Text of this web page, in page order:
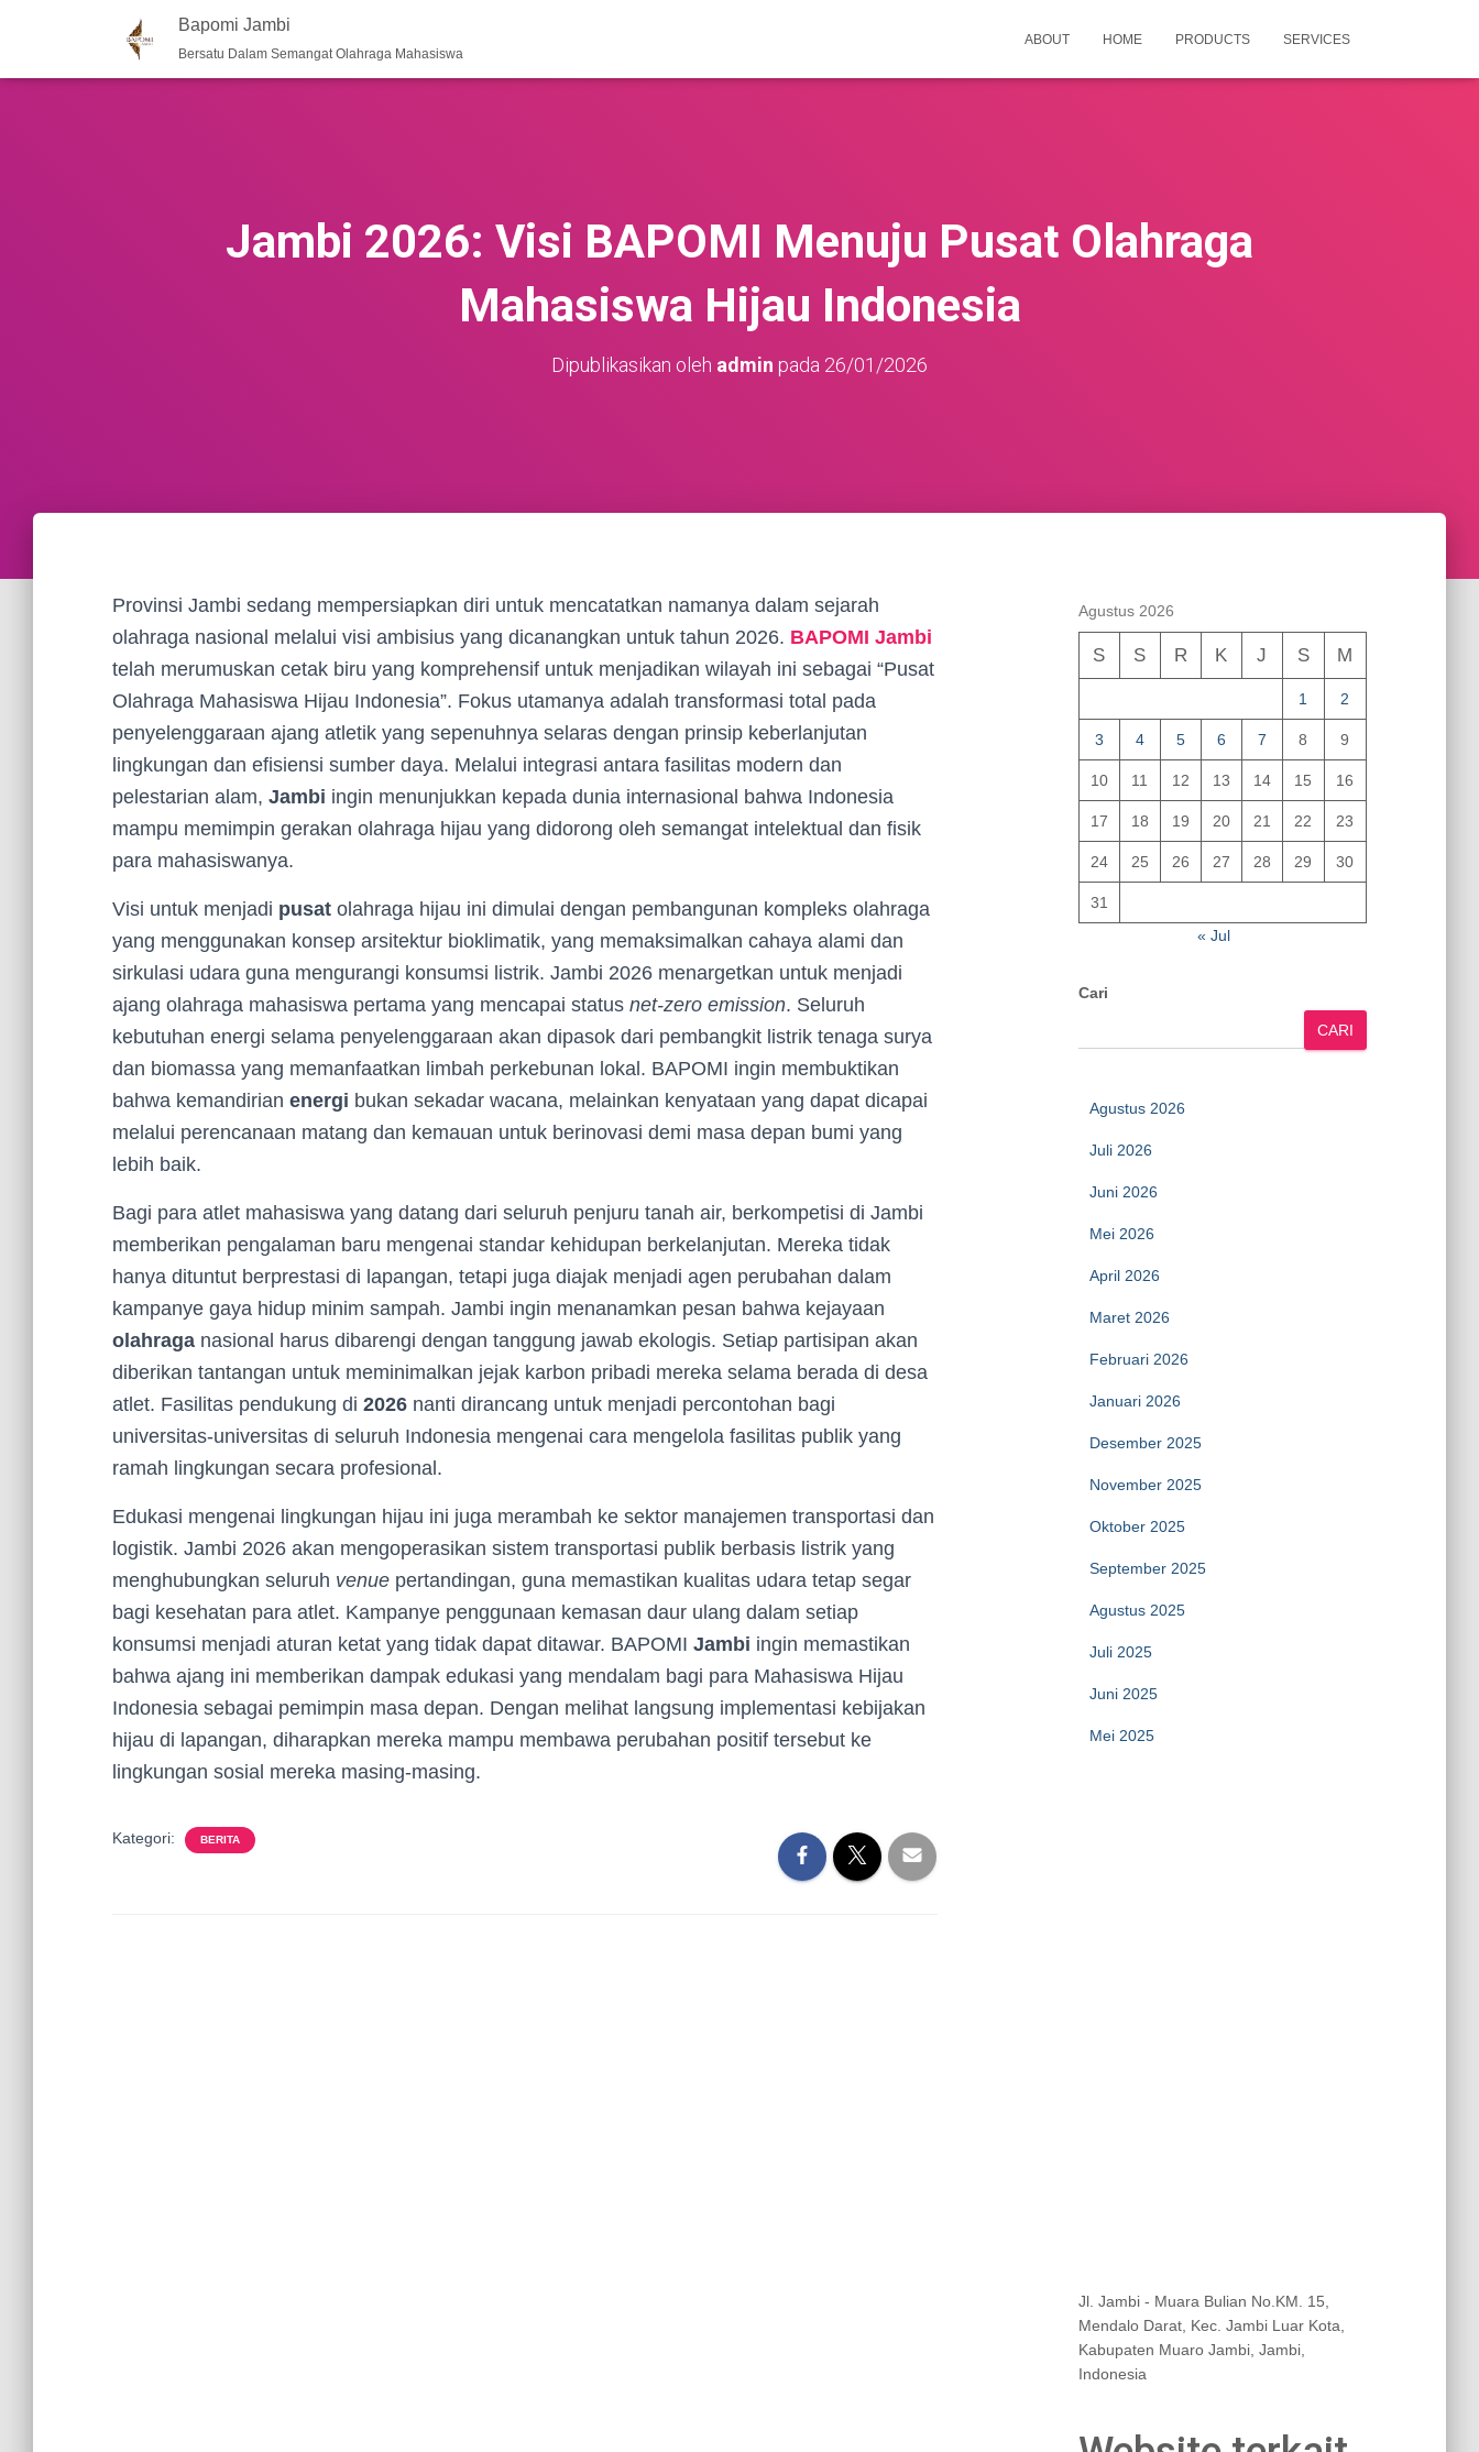
Bapomi Jambi
Bersatu Dalam Semangat Olahraga Mahasiswa
ABOUT HOME PRODUCTS SERVICES
Jambi 2026: Visi BAPOMI Menuju Pusat Olahraga
Mahasiswa Hijau Indonesia
Dipublikasikan oleh admin pada 26/01/2026
Provinsi Jambi sedang mempersiapkan diri untuk mencatatkan namanya dalam sejarah
olahraga nasional melalui visi ambisius yang dicanangkan untuk tahun 2026. BAPOMI Jambi
telah merumuskan cetak biru yang komprehensif untuk menjadikan wilayah ini sebagai “Pusat
Olahraga Mahasiswa Hijau Indonesia”. Fokus utamanya adalah transformasi total pada
penyelenggaraan ajang atletik yang sepenuhnya selaras dengan prinsip keberlanjutan
lingkungan dan efisiensi sumber daya. Melalui integrasi antara fasilitas modern dan
pelestarian alam, Jambi ingin menunjukkan kepada dunia internasional bahwa Indonesia
mampu memimpin gerakan olahraga hijau yang didorong oleh semangat intelektual dan fisik
para mahasiswanya.
Visi untuk menjadi pusat olahraga hijau ini dimulai dengan pembangunan kompleks olahraga
yang menggunakan konsep arsitektur bioklimatik, yang memaksimalkan cahaya alami dan
sirkulasi udara guna mengurangi konsumsi listrik. Jambi 2026 menargetkan untuk menjadi
ajang olahraga mahasiswa pertama yang mencapai status net-zero emission. Seluruh
kebutuhan energi selama penyelenggaraan akan dipasok dari pembangkit listrik tenaga surya
dan biomassa yang memanfaatkan limbah perkebunan lokal. BAPOMI ingin membuktikan
bahwa kemandirian energi bukan sekadar wacana, melainkan kenyataan yang dapat dicapai
melalui perencanaan matang dan kemauan untuk berinovasi demi masa depan bumi yang
lebih baik.
Bagi para atlet mahasiswa yang datang dari seluruh penjuru tanah air, berkompetisi di Jambi
memberikan pengalaman baru mengenai standar kehidupan berkelanjutan. Mereka tidak
hanya dituntut berprestasi di lapangan, tetapi juga diajak menjadi agen perubahan dalam
kampanye gaya hidup minim sampah. Jambi ingin menanamkan pesan bahwa kejayaan
olahraga nasional harus dibarengi dengan tanggung jawab ekologis. Setiap partisipan akan
diberikan tantangan untuk meminimalkan jejak karbon pribadi mereka selama berada di desa
atlet. Fasilitas pendukung di 2026 nanti dirancang untuk menjadi percontohan bagi
universitas-universitas di seluruh Indonesia mengenai cara mengelola fasilitas publik yang
ramah lingkungan secara profesional.
Edukasi mengenai lingkungan hijau ini juga merambah ke sektor manajemen transportasi dan
logistik. Jambi 2026 akan mengoperasikan sistem transportasi publik berbasis listrik yang
menghubungkan seluruh venue pertandingan, guna memastikan kualitas udara tetap segar
bagi kesehatan para atlet. Kampanye penggunaan kemasan daur ulang dalam setiap
konsumsi menjadi aturan ketat yang tidak dapat ditawar. BAPOMI Jambi ingin memastikan
bahwa ajang ini memberikan dampak edukasi yang mendalam bagi para Mahasiswa Hijau
Indonesia sebagai pemimpin masa depan. Dengan melihat langsung implementasi kebijakan
hijau di lapangan, diharapkan mereka mampu membawa perubahan positif tersebut ke
lingkungan sosial mereka masing-masing.
Kategori: BERITA
Agustus 2026
S S R K J S M
1 2
3 4 5 6 7 8 9
10 11 12 13 14 15 16
17 18 19 20 21 22 23
24 25 26 27 28 29 30
31
« Jul
Cari
CARI
Agustus 2026
Juli 2026
Juni 2026
Mei 2026
April 2026
Maret 2026
Februari 2026
Januari 2026
Desember 2025
November 2025
Oktober 2025
September 2025
Agustus 2025
Juli 2025
Juni 2025
Mei 2025
Jl. Jambi - Muara Bulian No.KM. 15,
Mendalo Darat, Kec. Jambi Luar Kota,
Kabupaten Muaro Jambi, Jambi,
Indonesia